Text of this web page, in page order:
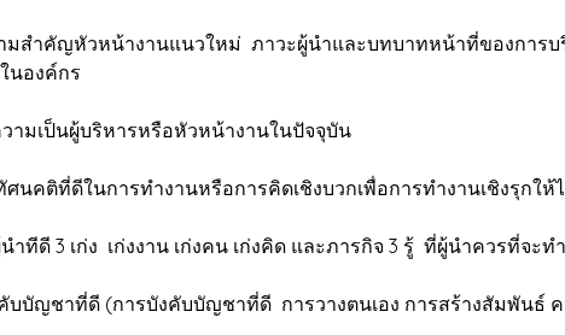
ำคัญหัวหน้างานแนวใหม่ ภาวะผู้นำและบทบาทหน้าที่ของการบ
นองค์กร
เป็นผู้บริหารหรือหัวหน้างานในปัจจุบัน
คติที่ดีในการทำงานหรือการคิดเชิงบวกเพื่อการทำงานเชิงรุกใ
ดี 3 เก่ง เก่งงาน เก่งคน เก่งคิด และภารกิจ 3 รู้ ที่ผู้นำควรที่จะท
บัญชาที่ดี (การบังคับบัญชาที่ดี การวางตนเอง การสร้างสัมพันธ์